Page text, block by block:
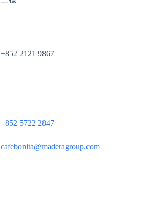
+852 2121 9867
+852 5722 2847
cafebonita@maderagroup.com